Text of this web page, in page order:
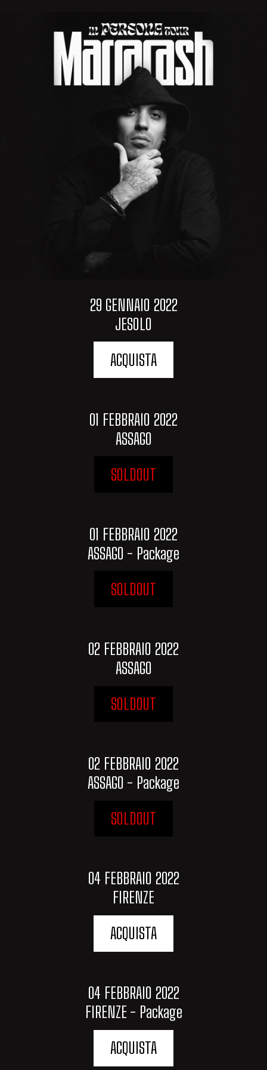
29 GENNAIO 2022
JESOLO
ACQUISTA
01 FEBBRAIO 2022
ASSAGO
SOLDOUT
01 FEBBRAIO 2022
ASSAGO - Package
SOLDOUT
02 FEBBRAIO 2022
ASSAGO
SOLDOUT
02 FEBBRAIO 2022
ASSAGO - Package
SOLDOUT
04 FEBBRAIO 2022
FIRENZE
ACQUISTA
04 FEBBRAIO 2022
FIRENZE - Package
ACQUISTA